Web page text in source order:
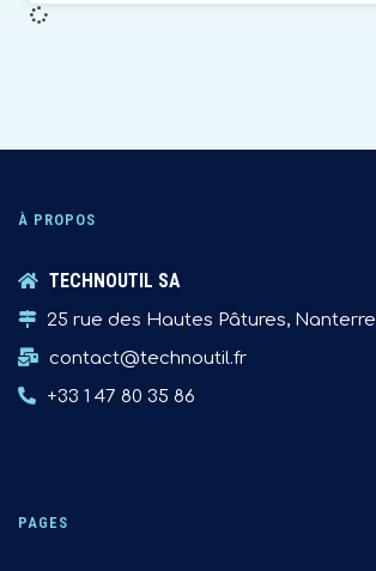
À PROPOS
TECHNOUTIL SA
25 rue des Hautes Pâtures, Nanterre
contact@technoutil.fr
+33 1 47 80 35 86
PAGES